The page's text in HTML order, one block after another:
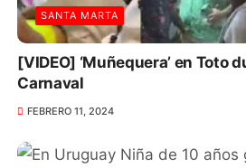
SANTA MARTA
[VIDEO] ‘Muñequera’ en Toto
Carnaval
FEBRERO 11, 2024